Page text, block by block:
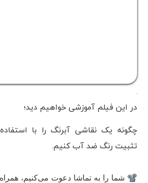
در این فیلم آموزشی خواهیم دید؛
چگونه یک نقاشی آبرنگ را با
تثبیت رنگ ضد آب کنیم.
📽 شما را به تماشا دعوت می‌کنیم، همراه